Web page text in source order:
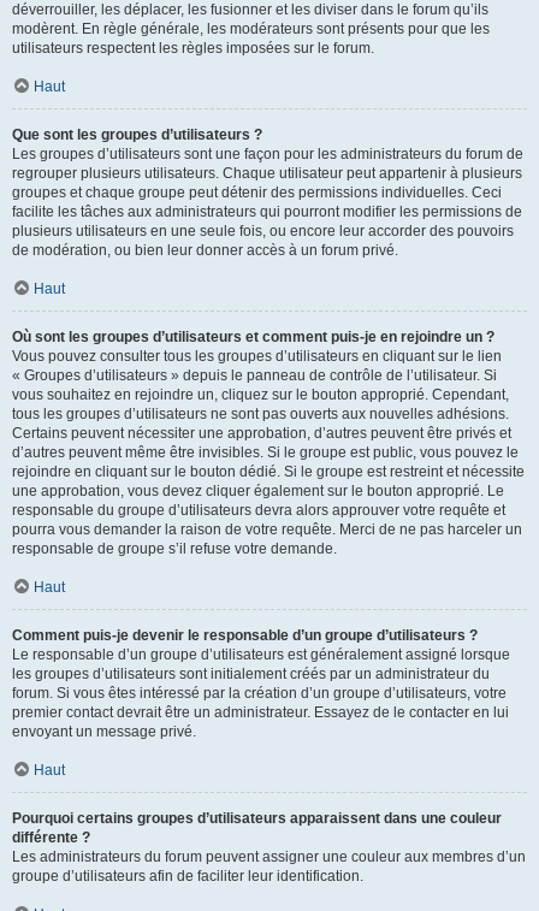
déverrouiller, les déplacer, les fusionner et les diviser dans le forum qu’ils
modèrent. En règle générale, les modérateurs sont présents pour que les
utilisateurs respectent les règles imposées sur le forum.
Haut
Que sont les groupes d’utilisateurs ?
Les groupes d’utilisateurs sont une façon pour les administrateurs du forum de
regrouper plusieurs utilisateurs. Chaque utilisateur peut appartenir à plusieurs
groupes et chaque groupe peut détenir des permissions individuelles. Ceci
facilite les tâches aux administrateurs qui pourront modifier les permissions de
plusieurs utilisateurs en une seule fois, ou encore leur accorder des pouvoirs
de modération, ou bien leur donner accès à un forum privé.
Haut
Où sont les groupes d’utilisateurs et comment puis-je en rejoindre un ?
Vous pouvez consulter tous les groupes d’utilisateurs en cliquant sur le lien
« Groupes d’utilisateurs » depuis le panneau de contrôle de l’utilisateur. Si
vous souhaitez en rejoindre un, cliquez sur le bouton approprié. Cependant,
tous les groupes d’utilisateurs ne sont pas ouverts aux nouvelles adhésions.
Certains peuvent nécessiter une approbation, d’autres peuvent être privés et
d’autres peuvent même être invisibles. Si le groupe est public, vous pouvez le
rejoindre en cliquant sur le bouton dédié. Si le groupe est restreint et nécessite
une approbation, vous devez cliquer également sur le bouton approprié. Le
responsable du groupe d’utilisateurs devra alors approuver votre requête et
pourra vous demander la raison de votre requête. Merci de ne pas harceler un
responsable de groupe s’il refuse votre demande.
Haut
Comment puis-je devenir le responsable d’un groupe d’utilisateurs ?
Le responsable d’un groupe d’utilisateurs est généralement assigné lorsque
les groupes d’utilisateurs sont initialement créés par un administrateur du
forum. Si vous êtes intéressé par la création d’un groupe d’utilisateurs, votre
premier contact devrait être un administrateur. Essayez de le contacter en lui
envoyant un message privé.
Haut
Pourquoi certains groupes d’utilisateurs apparaissent dans une couleur
différente ?
Les administrateurs du forum peuvent assigner une couleur aux membres d’un
groupe d’utilisateurs afin de faciliter leur identification.